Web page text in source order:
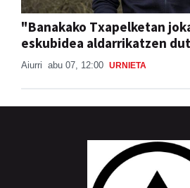
"Banakako Txapelketan
eskubidea aldarrikatzen
Aiurri abu 07, 12:00 URNIETA